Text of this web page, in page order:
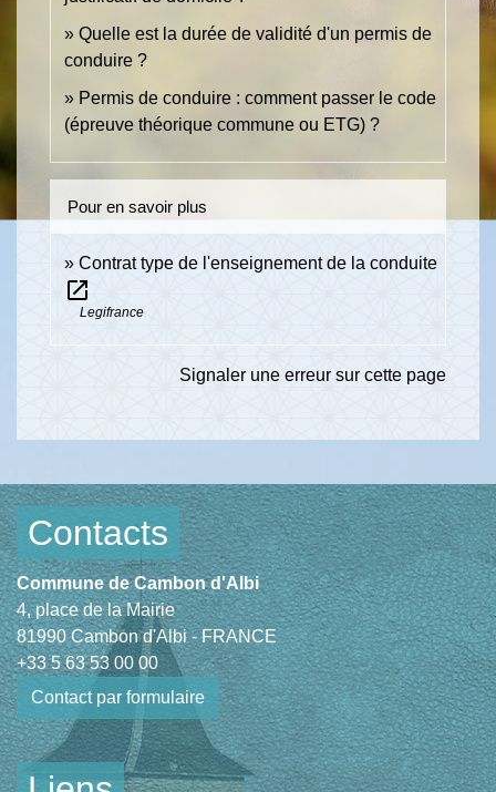
Quelle est la durée de validité d'un permis de
conduire ?
Permis de conduire : comment passer le code
(épreuve théorique commune ou ETG) ?
Pour en savoir plus
Contrat type de l'enseignement de la conduite
open_in_new
Legifrance
Signaler une erreur sur cette page
Contacts
Commune de Cambon d'Albi
4, place de la Mairie
81990 Cambon d'Albi - FRANCE
+33 5 63 53 00 00
Contact par formulaire